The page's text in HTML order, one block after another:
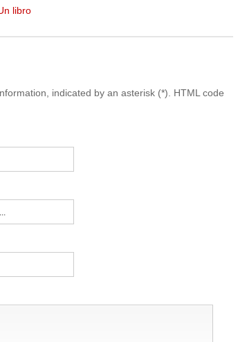
libro
indicated by an asterisk (*). HTML code